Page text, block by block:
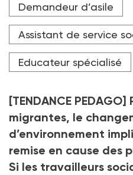
formation initiale, ils ont de
modules pédagogiques
défi.
Demandeur d’asile
Assistant de service
Educateur spécialisé
[TENDANCE
migrantes, le
d’environnement
remise en cause des
Si les travailleurs